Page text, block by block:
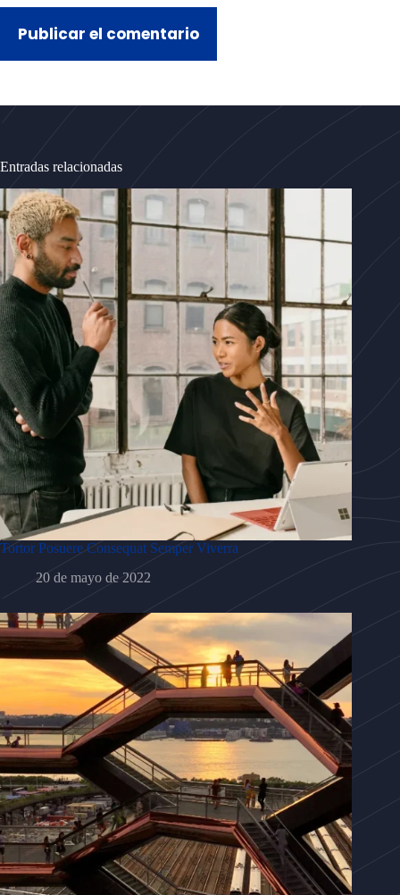
Publicar el comentario
Entradas relacionadas
Tortor Posuere Consequat Semper Viverra
20 de mayo de 2022